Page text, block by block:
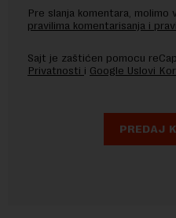
Pre slanja komentara, molimo
pravilima komentarisanja i
Sajt je zaštićen pomocu
Privatnosti i Google Uslovi